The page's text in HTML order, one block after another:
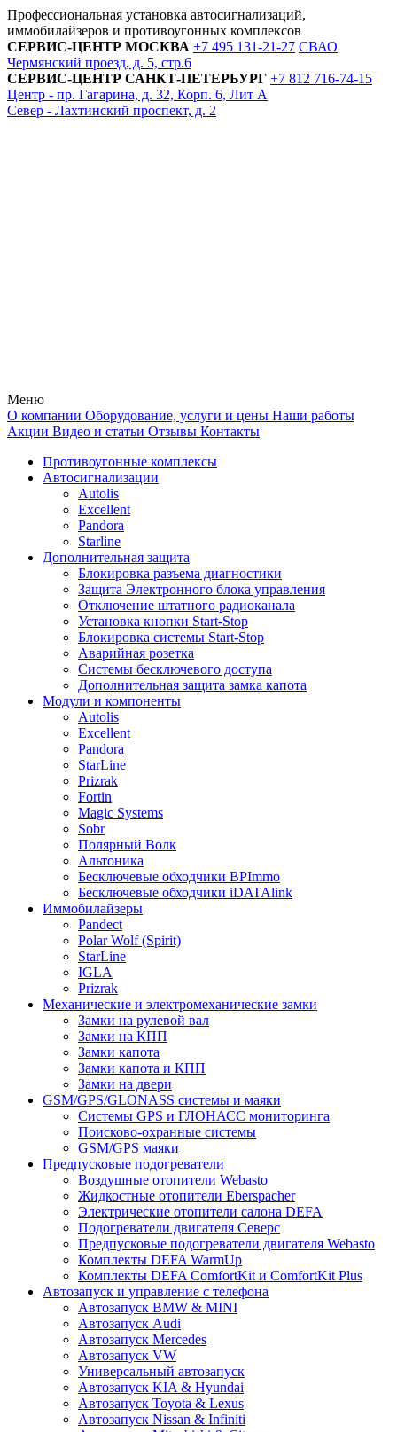
Профессиональная установка автосигнализаций,
иммобилайзеров и противоугонных комплексов
СЕРВИС-ЦЕНТР МОСКВА +7 495 131-21-27 СВАО
Чермянский проезд, д. 5, стр.6
СЕРВИС-ЦЕНТР САНКТ-ПЕТЕРБУРГ +7 812 716-74-15
Центр - пр. Гагарина, д. 32, Корп. 6, Лит А
Север - Лахтинский проспект, д. 2
Меню
О компании Оборудование, услуги и цены Наши работы
Акции Видео и статьи Отзывы Контакты
Противоугонные комплексы
Автосигнализации
Autolis
Excellent
Pandora
Starline
Дополнительная защита
Блокировка разъема диагностики
Защита Электронного блока управления
Отключение штатного радиоканала
Установка кнопки Start-Stop
Блокировка системы Start-Stop
Аварийная розетка
Системы бесключевого доступа
Дополнительная защита замка капота
Модули и компоненты
Autolis
Excellent
Pandora
StarLine
Prizrak
Fortin
Magic Systems
Sobr
Полярный Волк
Альтоника
Бесключевые обходчики BPImmo
Бесключевые обходчики iDATAlink
Иммобилайзеры
Pandect
Polar Wolf (Spirit)
StarLine
IGLA
Prizrak
Механические и электромеханические замки
Замки на рулевой вал
Замки на КПП
Замки капота
Замки капота и КПП
Замки на двери
GSM/GPS/GLONASS системы и маяки
Системы GPS и ГЛОНАСС мониторинга
Поисково-охранные системы
GSM/GPS маяки
Предпусковые подогреватели
Воздушные отопители Webasto
Жидкостные отопители Eberspacher
Электрические отопители салона DEFA
Подогреватели двигателя Северс
Предпусковые подогреватели двигателя Webasto
Комплекты DEFA WarmUp
Комплекты DEFA ComfortKit и ComfortKit Plus
Автозапуск и управление с телефона
Автозапуск BMW & MINI
Автозапуск Audi
Автозапуск Mercedes
Автозапуск VW
Универсальный автозапуск
Автозапуск KIA & Hyundai
Автозапуск Toyota & Lexus
Автозапуск Nissan & Infiniti